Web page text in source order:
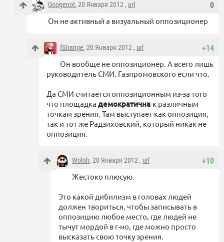
0
Googenot, 20 Января 2012 , url
Он не активный а визуальный оппозиционер
+14
fStrange, 20 Января 2012 , url
Он вообще не оппозиционер. А всего лишь
руководитель СМИ. Газпромовского если что.
Да СМИ считается оппозиционным из-за того
что площадка демократична к различным
точкам зрения. Там выступает как оппозиция,
так и тот же Радзиховский, который никак не
оппозиция.
+10
Woloh, 20 Января 2012 , url
Жестоко плюсую.
Это какой дибилизм в головах людей
должен твориться, чтобы записывать в
оппозицию любое место, где людей не
тычут мордой в г-но, где можно просто
высказать свою точку зрения.